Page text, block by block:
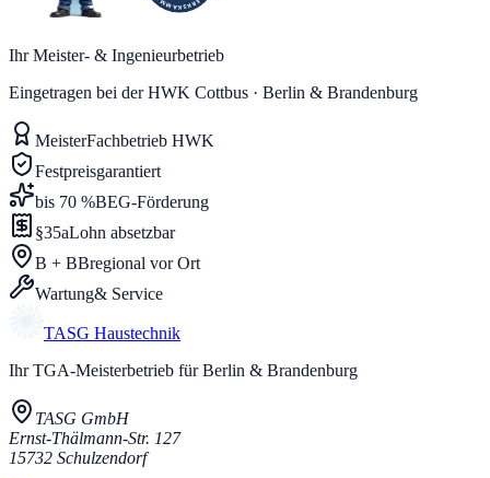
Ihr Meister- & Ingenieurbetrieb
Eingetragen bei der HWK Cottbus · Berlin & Brandenburg
MeisterFachbetrieb HWK
Festpreisgarantiert
bis 70 %BEG-Förderung
§35aLohn absetzbar
B + BBregional vor Ort
Wartung& Service
TASG Haustechnik
Ihr TGA-Meisterbetrieb für Berlin & Brandenburg
TASG GmbH
Ernst-Thälmann-Str. 127
15732 Schulzendorf